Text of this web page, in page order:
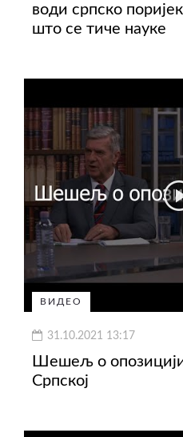
води српско
што се тиче науке
ВИДЕО
31.10.2021 13:17
Шешељ о
Српској